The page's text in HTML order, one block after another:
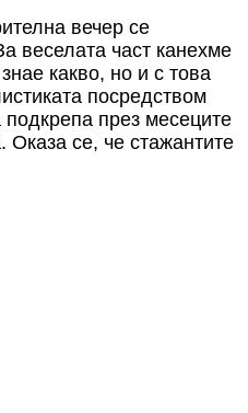
вечер се
веселата част канехме
какво, но и с това
посредством
през месеците
Оказа се, че стажантите